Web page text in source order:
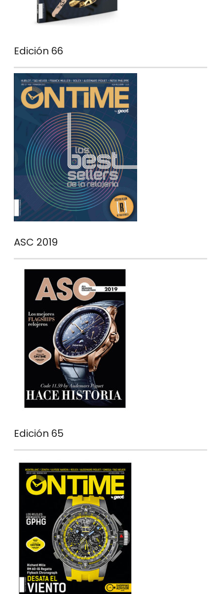
Edición 66
ASC 2019
Edición 65